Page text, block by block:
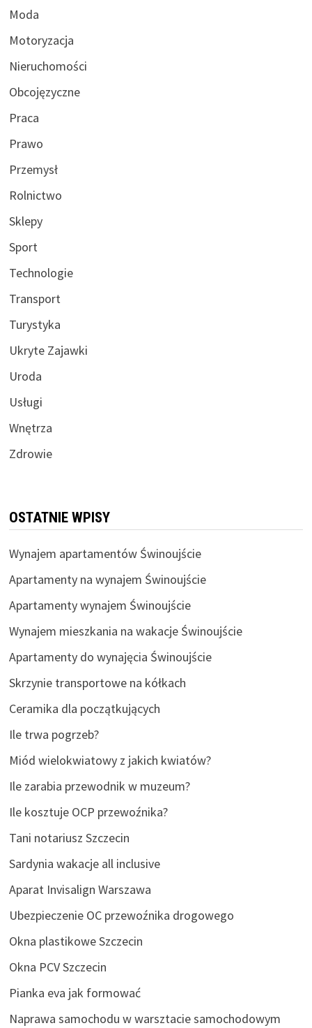
Moda
Motoryzacja
Nieruchomości
Obcojęzyczne
Praca
Prawo
Przemysł
Rolnictwo
Sklepy
Sport
Technologie
Transport
Turystyka
Ukryte Zajawki
Uroda
Usługi
Wnętrza
Zdrowie
OSTATNIE WPISY
Wynajem apartamentów Świnoujście
Apartamenty na wynajem Świnoujście
Apartamenty wynajem Świnoujście
Wynajem mieszkania na wakacje Świnoujście
Apartamenty do wynajęcia Świnoujście
Skrzynie transportowe na kółkach
Ceramika dla początkujących
Ile trwa pogrzeb?
Miód wielokwiatowy z jakich kwiatów?
Ile zarabia przewodnik w muzeum?
Ile kosztuje OCP przewoźnika?
Tani notariusz Szczecin
Sardynia wakacje all inclusive
Aparat Invisalign Warszawa
Ubezpieczenie OC przewoźnika drogowego
Okna plastikowe Szczecin
Okna PCV Szczecin
Pianka eva jak formować
Naprawa samochodu w warsztacie samochodowym